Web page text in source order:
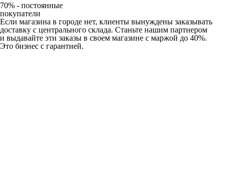
70% - постоянные
покупатели
Если магазина в городе нет, клиенты вынуждены заказывать
доставку с центрального склада. Станьте нашим партнером
и выдавайте эти заказы в своем магазине с маржой до 40%.
Это бизнес с гарантией.